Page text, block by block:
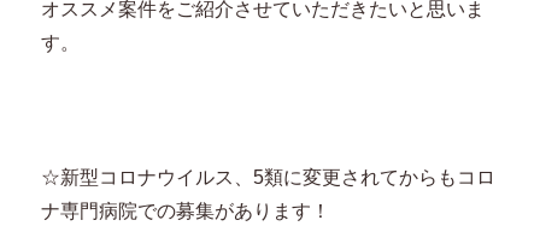
オススメ案件をご紹介させていただきたいと思いま
す。
☆新型コロナウイルス、5類に変更されてからもコロ
ナ専門病院での募集があります！